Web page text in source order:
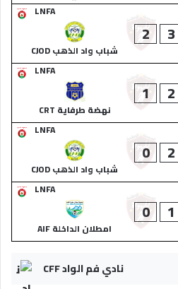
LNFA
3
2
شباب واد الذهب CJOD
LNFA
2
1
نهضة طرفاية CRT
LNFA
2
0
شباب واد الذهب CJOD
LNFA
1
0
امطلان الداخلة AIF
نادي فم الواد CFF